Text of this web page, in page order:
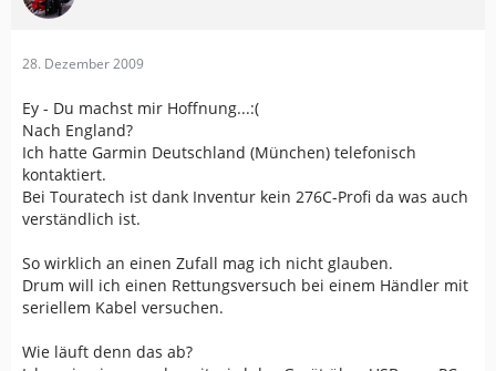
28. Dezember 2009
Ey - Du machst mir Hoffnung...:(
Nach England?
Ich hatte Garmin Deutschland (München) telefonisch
kontaktiert.
Bei Touratech ist dank Inventur kein 276C-Profi da was auch
verständlich ist.
So wirklich an einen Zufall mag ich nicht glauben.
Drum will ich einen Rettungsversuch bei einem Händler mit
seriellem Kabel versuchen.
Wie läuft denn das ab?